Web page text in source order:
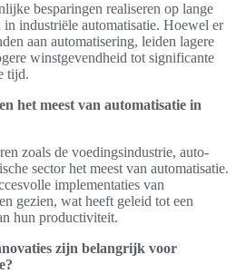
besparingen realiseren op lange
industriële automatisatie. Hoewel er
aan automatisering, leiden lagere
winstgevendheid tot significante
tijd.
het meest van automatisatie in
zoals de voedingsindustrie, auto-
sector het meest van automatisatie.
implementaties van
gezien, wat heeft geleid tot een
hun productiviteit.
zijn belangrijk voor